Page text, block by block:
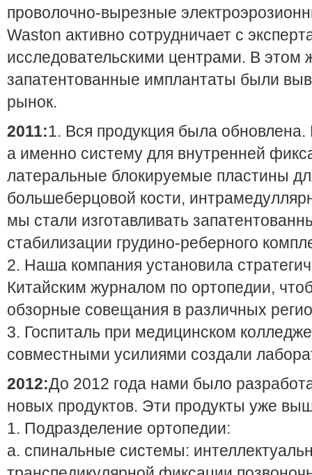
проволочно-вырезные
Waston активно сотрудничает с
исследовательскими центрами. В этом
запатентованные имплантаты были
рынок.
2011:1. Вся продукция была
а именно систему для внутренней
латеральные блокируемые пластины
большеберцовой кости,
мы стали изготавливать
стабилизации грудино-реберного
2. Наша компания установила
Китайским журналом по ортопедии,
обзорные совещания в различных
3. Госпиталь при медицинском
совместными усилиями создали
2012:До 2012 года нами было
новых продуктов. Эти продукты уже
1. Подразделение ортопедии:
a. спинальные системы: